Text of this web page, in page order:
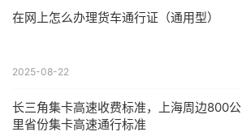
在网上怎么办理货车通行证（通用型）
2025-08-22
长三角集卡高速收费标准，上海周边800公
里省份集卡高速通行标准